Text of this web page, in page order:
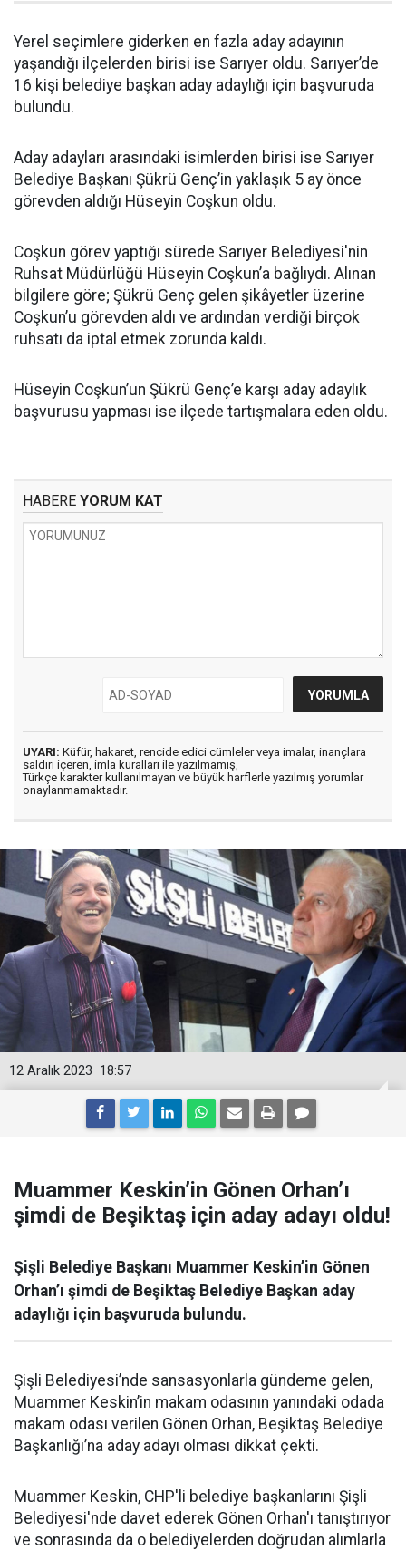
Yerel seçimlere giderken en fazla aday adayının
yaşandığı ilçelerden birisi ise Sarıyer oldu. Sarıyer’de
16 kişi belediye başkan aday adaylığı için başvuruda
bulundu.
Aday adayları arasındaki isimlerden birisi ise Sarıyer
Belediye Başkanı Şükrü Genç’in yaklaşık 5 ay önce
görevden aldığı Hüseyin Coşkun oldu.
Coşkun görev yaptığı sürede Sarıyer Belediyesi'nin
Ruhsat Müdürlüğü Hüseyin Coşkun’a bağlıydı. Alınan
bilgilere göre; Şükrü Genç gelen şikâyetler üzerine
Coşkun’u görevden aldı ve ardından verdiği birçok
ruhsatı da iptal etmek zorunda kaldı.
Hüseyin Coşkun’un Şükrü Genç’e karşı aday adaylık
başvurusu yapması ise ilçede tartışmalara eden oldu.
HABERE YORUM KAT
UYARI: Küfür, hakaret, rencide edici cümleler veya imalar, inançlara
saldırı içeren, imla kuralları ile yazılmamış,
Türkçe karakter kullanılmayan ve büyük harflerle yazılmış yorumlar
onaylanmamaktadır.
18:57
12 Aralık 2023
Muammer Keskin’in Gönen Orhan’ı
şimdi de Beşiktaş için aday adayı oldu!
Şişli Belediye Başkanı Muammer Keskin’in Gönen
Orhan’ı şimdi de Beşiktaş Belediye Başkan aday
adaylığı için başvuruda bulundu.
Şişli Belediyesi’nde sansasyonlarla gündeme gelen,
Muammer Keskin’in makam odasının yanındaki odada
makam odası verilen Gönen Orhan, Beşiktaş Belediye
Başkanlığı’na aday adayı olması dikkat çekti.
Muammer Keskin, CHP'li belediye başkanlarını Şişli
Belediyesi'nde davet ederek Gönen Orhan'ı tanıştırıyor
ve sonrasında da o belediyelerden doğrudan alımlarla